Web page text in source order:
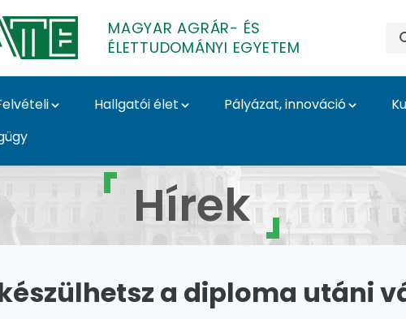
MAGYAR AGRÁR- ÉS
ÉLETTUDOMÁNYI EGYETEM
Hallgatói élet Pályázat, innováció
Élettudományi
Hírek
a diploma utáni